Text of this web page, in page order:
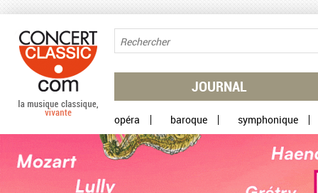
JOURNAL
opéra baroque symphonique